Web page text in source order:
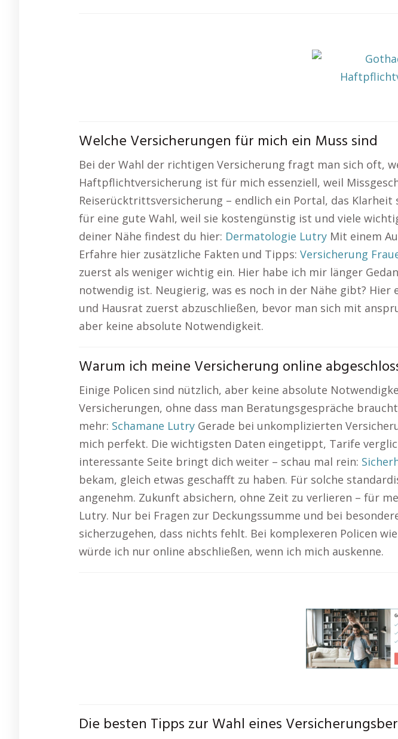
Welche Versicherungen für mich ein Muss sind
Bei der Wahl der richtigen Versicherung fragt man sich oft,
Haftpflichtversicherung ist für mich essenziell, weil
Reiserücktrittsversicherung – endlich ein Portal, das
für eine gute Wahl, weil sie kostengünstig ist und viele
deiner Nähe findest du hier: Dermatologie Lutry Mit einem
Erfahre hier zusätzliche Fakten und Tipps: Versicherung
zuerst als weniger wichtig ein. Hier habe ich mir länger
notwendig ist. Neugierig, was es noch in der Nähe gibt? Hier
und Hausrat zuerst abzuschließen, bevor man sich mit
aber keine absolute Notwendigkeit.
Warum ich meine Versicherung online
Einige Policen sind nützlich, aber keine absolute
Versicherungen, ohne dass man Beratungsgespräche
mehr: Schamane Lutry Gerade bei unkomplizierten
mich perfekt. Die wichtigsten Daten eingetippt, Tarife
interessante Seite bringt dich weiter – schau mal rein:
bekam, gleich etwas geschafft zu haben. Für solche
angenehm. Zukunft absichern, ohne Zeit zu verlieren – für
Lutry. Nur bei Fragen zur Deckungssumme und bei
sicherzugehen, dass nichts fehlt. Bei komplexeren Policen
würde ich nur online abschließen, wenn ich mich auskenne.
Die besten Tipps zur Wahl eines